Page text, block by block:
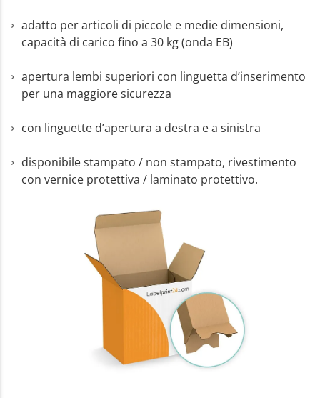
adatto per articoli di piccole e medie dimensioni,
capacità di carico fino a 30 kg (onda EB)
apertura lembi superiori con linguetta d’inserimento
per una maggiore sicurezza
con linguette d’apertura a destra e a sinistra
disponibile stampato / non stampato, rivestimento
con vernice protettiva / laminato protettivo.